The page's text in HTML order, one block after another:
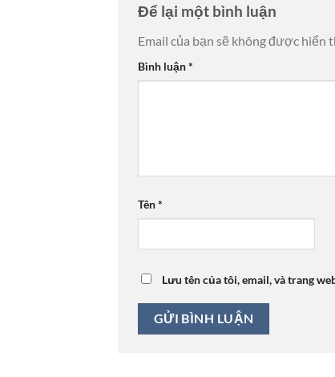
Để lại một bình luận
Email của bạn sẽ không được hiển
Bình luận*
Tên*
Lưu tên của tôi, email, và trang